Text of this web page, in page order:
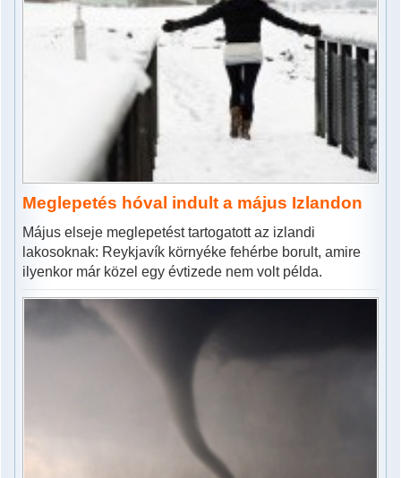
Meglepetés hóval indult a május Izlandon
Május elseje meglepetést tartogatott az izlandi
lakosoknak: Reykjavík környéke fehérbe borult, amire
ilyenkor már közel egy évtizede nem volt példa.